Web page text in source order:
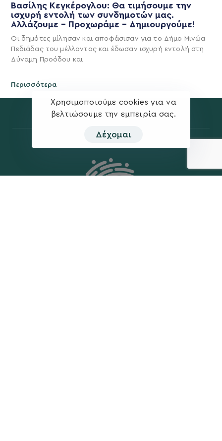
Βασίλης Κεγκέρογλου: Θα τιμήσουμε την
ισχυρή εντολή των συνδημοτών μας.
Αλλάζουμε – Προχωράμε – Δημιουργούμε!
Οι δημότες μίλησαν και αποφάσισαν για το Δήμο Μινώα
Πεδιάδας του μέλλοντος και έδωσαν ισχυρή εντολή στη
Δύναμη Προόδου και
Περισσότερα
Χρησιμοποιούμε cookies για να
βελτιώσουμε την εμπειρία σας.
Δέχομαι